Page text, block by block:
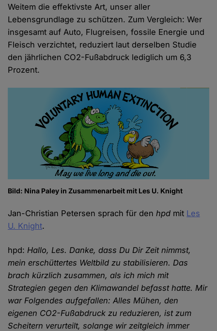
Weitem die effektivste Art, unser aller
Lebensgrundlage zu schützen. Zum Vergleich: Wer
insgesamt auf Auto, Flugreisen, fossile Energie und
Fleisch verzichtet, reduziert laut derselben Studie
den jährlichen CO2-Fußabdruck lediglich um 6,3
Prozent.
Bild: Nina Paley in Zusammenarbeit mit Les U. Knight
Jan-Christian Petersen sprach für denhpd mit Les
U. Knight.
hpd: Hallo, Les. Danke, dass Du Dir Zeit nimmst,
mein erschüttertes Weltbild zu stabilisieren. Das
brach kürzlich zusammen, als ich mich mit
Strategien gegen den Klimawandel befasst hatte. Mir
war Folgendes aufgefallen: Alles Mühen, den
eigenen CO2-Fußabdruck zu reduzieren, ist zum
Scheitern verurteilt, solange wir zeitgleich immer